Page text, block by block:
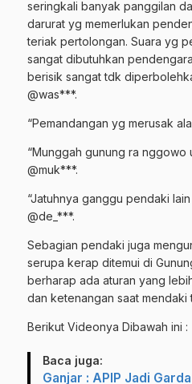
seringkali banyak panggilan
darurat yg memerlukan
teriak pertolongan. Suara yg
sangat dibutuhkan
berisik sangat tdk
@was***.
“Pemandangan yg merusak
“Munggah gunung ra nggowo
@muk***.
“Jatuhnya ganggu pendaki
@de_***.
Sebagian pendaki juga
serupa kerap ditemui di
berharap ada aturan yang
dan ketenangan saat mendaki
Berikut Videonya Dibawah ini :
Baca juga:
Ganjar : APIP Jadi